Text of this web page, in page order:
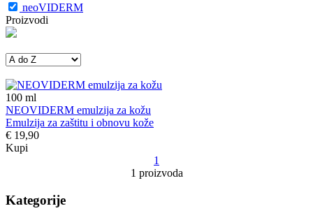
neoVIDERM
Proizvodi
100 ml
NEOVIDERM emulzija za kožu
Emulzija za zaštitu i obnovu kože
€ 19,90
Kupi
1
1 proizvoda
Kategorije